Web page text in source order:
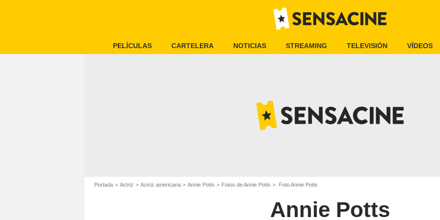
PELÍCULAS CARTELERA NOTICIAS STREAMING TELEVISIÓN VÍDEOS
Portada Actriz Actriz americana Annie Potts Fotos de Annie Potts Foto Annie Potts
Annie Potts